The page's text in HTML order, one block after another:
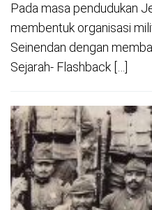
Pada masa pendudukan
membentuk organisasi
Seinendan dengan
Sejarah- Flashback […]